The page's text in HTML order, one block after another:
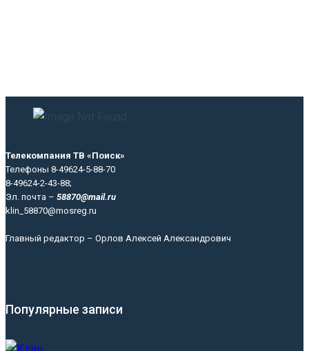
Телекомпания ТВ «Поиск»
Телефоны 8-49624-5-88-70
8-49624-2-43-88;
Эл. почта – 58870@mail.ru
klin_58870@mosreg.ru
Главный редактор – Орлов Алексей Александрович
Популярные записи